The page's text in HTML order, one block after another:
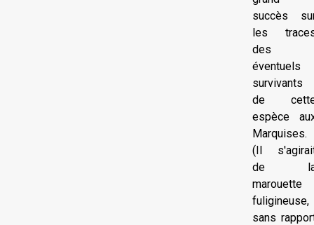
succès
les
des
éventuels
survivants
de
espèce
Marquises.
(Il
de
marouette
fuligineuse,
sans